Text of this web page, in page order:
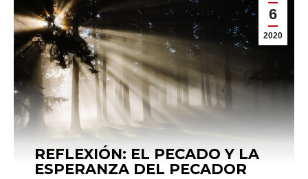
6
2020
REFLEXIÓN: EL PECADO Y LA
ESPERANZA DEL PECADOR